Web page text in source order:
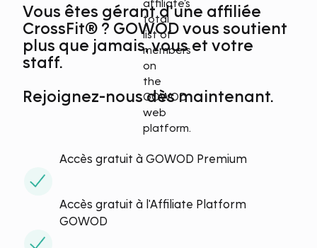
Vous êtes gérant d'une affiliée
CrossFit® ? GOWOD vous soutient
plus que jamais, vous et votre
staff.
Rejoignez-nous dès maintenant.
Accès gratuit à GOWOD Premium
Accès gratuit à l'Affiliate Platform
GOWOD